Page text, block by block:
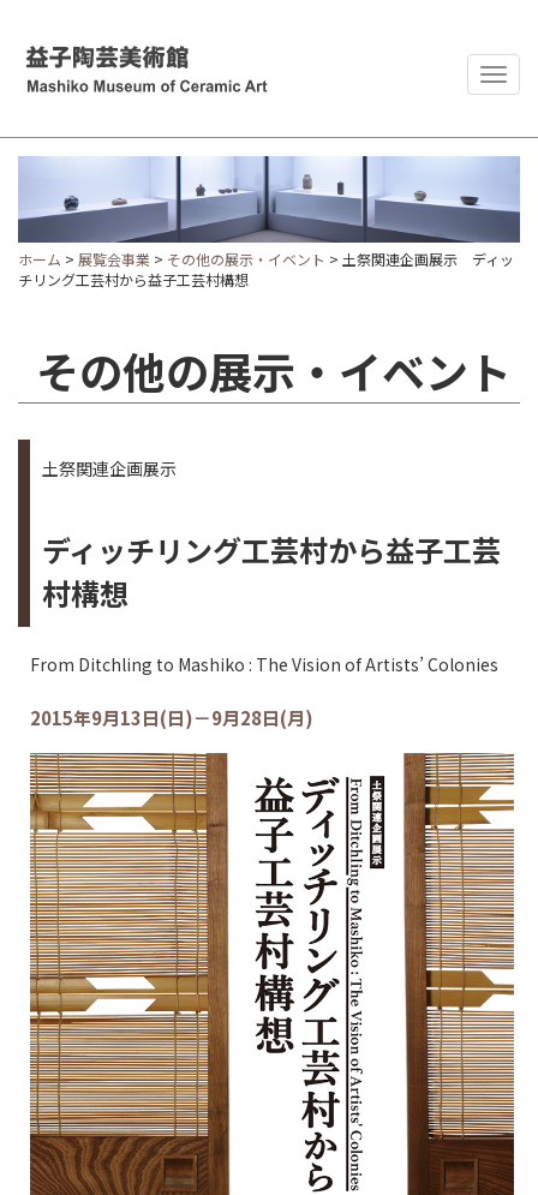
ホーム > 展覧会事業 > その他の展示・イベント > 土祭関連企画展示 ディッ
チリング工芸村から益子工芸村構想
その他の展示・イベント
土祭関連企画展示
ディッチリング工芸村から益子工芸
村構想
From Ditchling to Mashiko : The Vision of Artists’ Colonies
2015年9月13日(日)－9月28日(月)